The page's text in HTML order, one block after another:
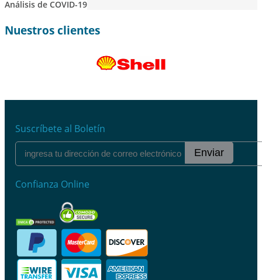
Análisis de COVID-19
Nuestros clientes
Suscríbete al Boletín
Enviar
Confianza Online